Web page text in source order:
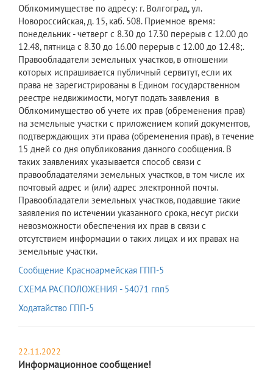
Облкомимуществе по адресу: г. Волгоград, ул.
Новороссийская, д. 15, каб. 508. Приемное время:
понедельник - четверг с 8.30 до 17.30 перерыв с 12.00 до
12.48, пятница с 8.30 до 16.00 перерыв с 12.00 до 12.48;.
Правообладатели земельных участков, в отношении
которых испрашивается публичный сервитут, если их
права не зарегистрированы в Едином государственном
реестре недвижимости, могут подать заявления в
Облкомимущество об учете их прав (обременения прав)
на земельные участки с приложением копий документов,
подтверждающих эти права (обременения прав), в течение
15 дней со дня опубликования данного сообщения. В
таких заявлениях указывается способ связи с
правообладателями земельных участков, в том числе их
почтовый адрес и (или) адрес электронной почты.
Правообладатели земельных участков, подавшие такие
заявления по истечении указанного срока, несут риски
невозможности обеспечения их прав в связи с
отсутствием информации о таких лицах и их правах на
земельные участки.
Сообщение Красноармейская ГПП-5
СХЕМА РАСПОЛОЖЕНИЯ - 54071 гпп5
Ходатайство ГПП-5
22.11.2022
Информационное сообщение!